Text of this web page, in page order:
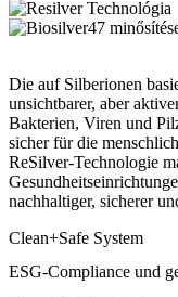
Die auf Silberionen
unsichtbarer, aber
Bakterien, Viren und
sicher für die
ReSilver-Technologie
nachhaltiger, sicherer
Clean+Safe System
ESG-Compliance und